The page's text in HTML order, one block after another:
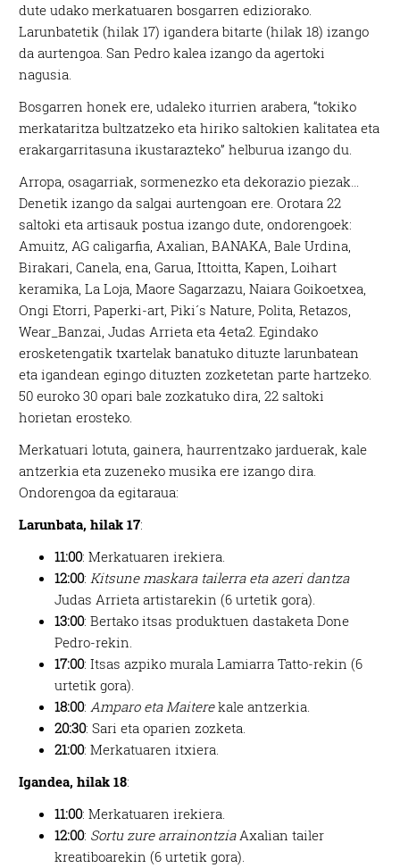
dute udako merkatuaren bosgarren ediziorako.
Larunbatetik (hilak 17) igandera bitarte (hilak 18) izango
da aurtengoa. San Pedro kalea izango da agertoki
nagusia.
Bosgarren honek ere, udaleko iturrien arabera, “tokiko
merkataritza bultzatzeko eta hiriko saltokien kalitatea eta
erakargarritasuna ikustarazteko” helburua izango du.
Arropa, osagarriak, sormenezko eta dekorazio piezak…
Denetik izango da salgai aurtengoan ere. Orotara 22
saltoki eta artisauk postua izango dute, ondorengoek:
Amuitz, AG caligarfia, Axalian, BANAKA, Bale Urdina,
Birakari, Canela, ena, Garua, Ittoitta, Kapen, Loihart
keramika, La Loja, Maore Sagarzazu, Naiara Goikoetxea,
Ongi Etorri, Paperki-art, Piki´s Nature, Polita, Retazos,
Wear_Banzai, Judas Arrieta eta 4eta2. Egindako
erosketengatik txartelak banatuko dituzte larunbatean
eta igandean egingo dituzten zozketetan parte hartzeko.
50 euroko 30 opari bale zozkatuko dira, 22 saltoki
horietan erosteko.
Merkatuari lotuta, gainera, haurrentzako jarduerak, kale
antzerkia eta zuzeneko musika ere izango dira.
Ondorengoa da egitaraua:
Larunbata, hilak 17:
11:00: Merkatuaren irekiera.
12:00:Kitsune maskara tailerra eta azeri dantza
Judas Arrieta artistarekin (6 urtetik gora).
13:00: Bertako itsas produktuen dastaketa Done
Pedro-rekin.
17:00: Itsas azpiko murala Lamiarra Tatto-rekin (6
urtetik gora).
18:00:Amparo eta Maiterekale antzerkia.
20:30: Sari eta oparien zozketa.
21:00: Merkatuaren itxiera.
Igandea, hilak 18:
11:00: Merkatuaren irekiera.
12:00: Sortu zure arrainontziaAxalian tailer
kreatiboarekin (6 urtetik gora).